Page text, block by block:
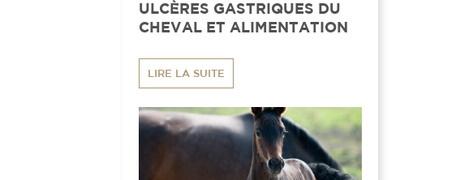
ULCÈRES GASTRIQUES DU
CHEVAL ET ALIMENTATION
LIRE LA SUITE